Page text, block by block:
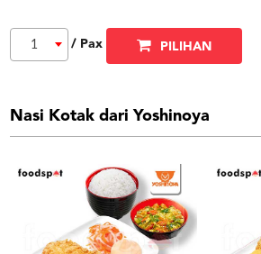
1 / Pax PILIHAN
Nasi Kotak dari Yoshinoya